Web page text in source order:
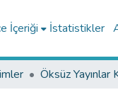
İçeriği İstatistikler
Öksüz Yayınlar